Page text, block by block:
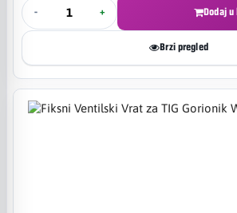
- + Dodaj u
Brzi pregled